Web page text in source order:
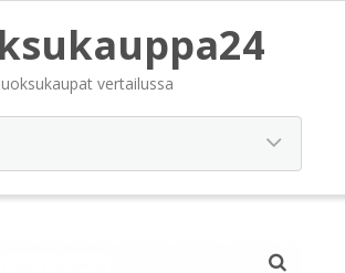
vertailussa